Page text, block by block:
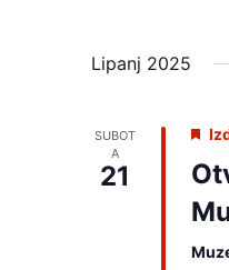
Lipanj 2025
SUBOT
A
21